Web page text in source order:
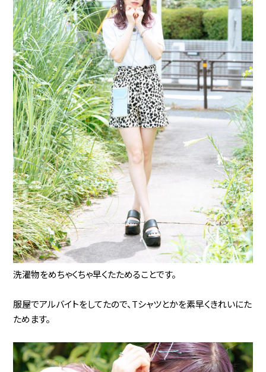
洗濯物をめちゃくちゃ早くたためることです。
服屋でアルバイトをしてたので、Tシャツとかを素早くきれいにた
ためます。